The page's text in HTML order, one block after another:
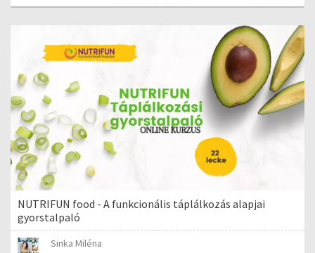
NUTRIFUN food - A funkcionális táplálkozás alapjai
gyorstalpaló
Sinka Miléna